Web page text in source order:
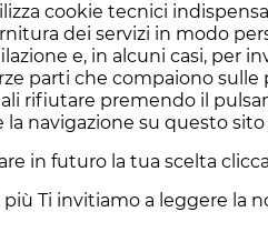
cookie tecnici
dei servizi in modo
e, in alcuni casi, per
parti che compaiono
rifiutare premendo il
la navigazione su questo
in futuro la tua scelta
più Ti invitiamo a leggere la